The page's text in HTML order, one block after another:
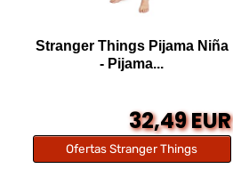
Stranger Things Pijama Niña
- Pijama...
32,49 EUR
Ofertas Stranger Things